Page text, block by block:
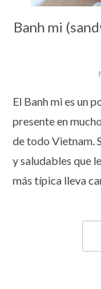
Banh mi
El Banh mi es un
presente en
de todo Vietnam.
y saludables que
más típica lleva